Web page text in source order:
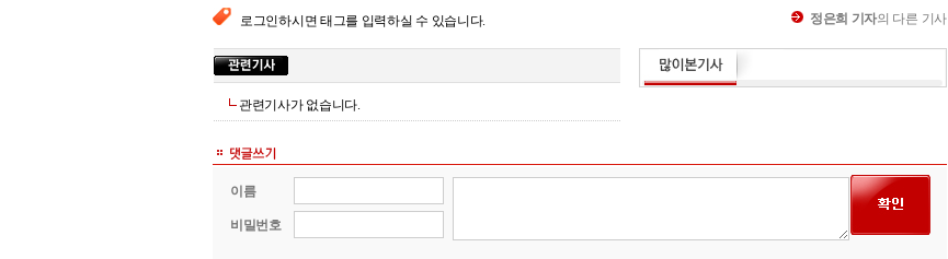
로그인하시면 태그를 입력하실 수 있습니다. 정은희 기자의 다른 기사
관련기사가 없습니다.
이름
비밀번호